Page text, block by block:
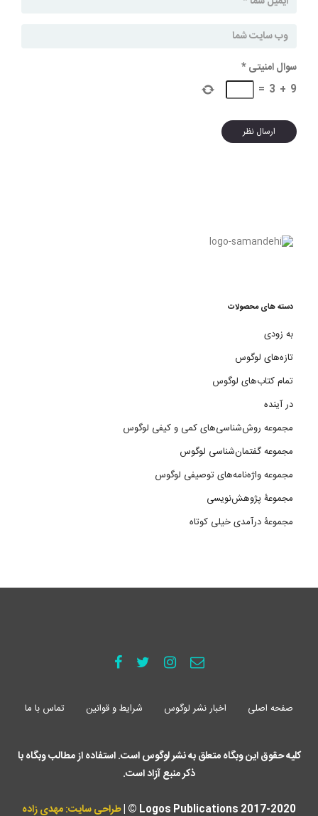
سوال امنیتی*
9
+
3
=
دسته های محصولات
به زودی
تازه‌های لوگوس
تمام کتاب‌های لوگوس
در آینده
مجموعه روش‌شناسی‌های کمی و کیفی لوگوس
مجموعه گفتمان‌شناسی لوگوس
مجموعه واژه‌نامه‌های توصیفی لوگوس
مجموعۀ پژوهش‌نویسی
مجموعۀ درآمدی خیلی کوتاه
صفحه اصلی اخبار نشر لوگوس شرایط و قوانین تماس با ما
کلیه حقوق این وبگاه متعلق به نشر لوگوس است. استفاده از مطالب وبگاه با
ذکر منبع آزاد است.
Logos Publications 2017-2020 © | طراحی سایت: مهدی زاده